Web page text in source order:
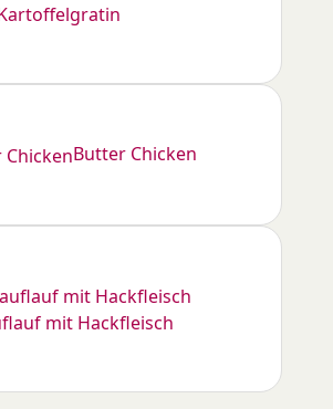
Butter Chicken
mit Hackfleisch